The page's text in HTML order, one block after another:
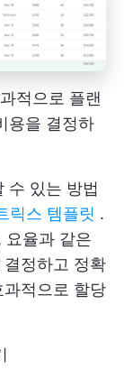
적으로 플랜
용을 결정하
수 있는 방법
릭스 템플릿 .
요율과 같은
정하고 정확
적으로 할당